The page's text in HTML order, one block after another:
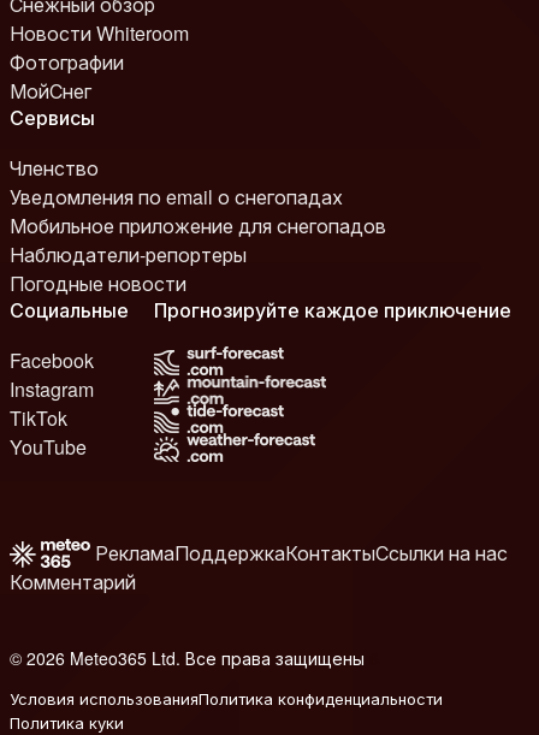
Новости Whiteroom
Фотографии
МойСнег
Сервисы
Членство
Уведомления по email о снегопадах
Мобильное приложение для снегопадов
Наблюдатели-репортеры
Погодные новости
Социальные
Facebook
Instagram
TikTok
YouTube
Прогнозируйте каждое приключение
РекламаПоддержкаКонтактыСсылки на нас
Комментарий
© 2026 Meteo365 Ltd. Все права защищены
Условия использованияПолитика конфиденциальности
Политика куки